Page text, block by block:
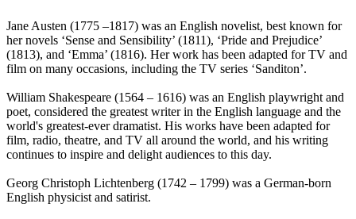
Jane Austen (1775 –1817) was an English novelist, best known for
her novels ‘Sense and Sensibility’ (1811), ‘Pride and Prejudice’
(1813), and ‘Emma’ (1816). Her work has been adapted for TV and
film on many occasions, including the TV series ‘Sanditon’.
William Shakespeare (1564 – 1616) was an English playwright and
poet, considered the greatest writer in the English language and the
world's greatest-ever dramatist. His works have been adapted for
film, radio, theatre, and TV all around the world, and his writing
continues to inspire and delight audiences to this day.
Georg Christoph Lichtenberg (1742 – 1799) was a German-born
English physicist and satirist.